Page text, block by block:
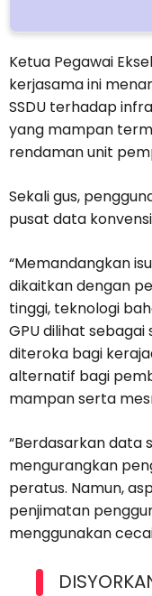
Ketua Pegawai
kerjasama ini
SSDU terhadap
yang mampan
rendaman unit
Sekali gus,
pusat data
“Memandangkan
dikaitkan dengan
tinggi, teknologi
GPU dilihat
diteroka bagi
alternatif bagi
mampan serta
“Berdasarkan data
mengurangkan
peratus. Namun,
penjimatan
menggunakan